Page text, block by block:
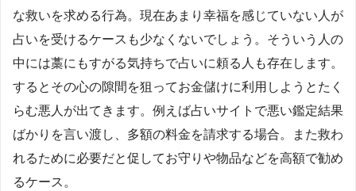
な救いを求める行為。現在あまり幸福を感じていない人が
占いを受けるケースも少なくないでしょう。そういう人の
中には藁にもすがる気持ちで占いに頼る人も存在します。
するとその心の隙間を狙ってお金儲けに利用しようとたく
らむ悪人が出てきます。例えば占いサイトで悪い鑑定結果
ばかりを言い渡し、多額の料金を請求する場合。また救わ
れるために必要だと促してお守りや物品などを高額で勧め
るケース。